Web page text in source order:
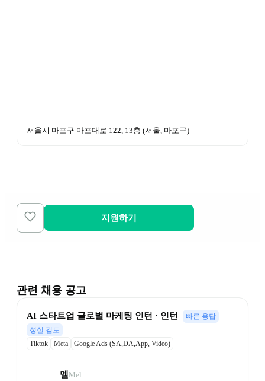
서울시 마포구 마포대로 122, 13층 (서울, 마포구)
지원하기
관련 채용 공고
AI 스타트업 글로벌 마케팅 인턴 · 인턴
빠른 응답
성실 검토
Tiktok
Meta Google Ads (SA,DA,App, Video)
멜 Mel